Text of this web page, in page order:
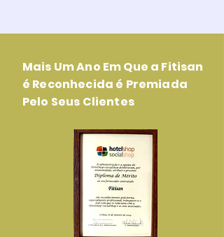
Mais Um Ano Em Que a Fitisan
é Reconhecida é Premiada
Pelo Seus Clientes